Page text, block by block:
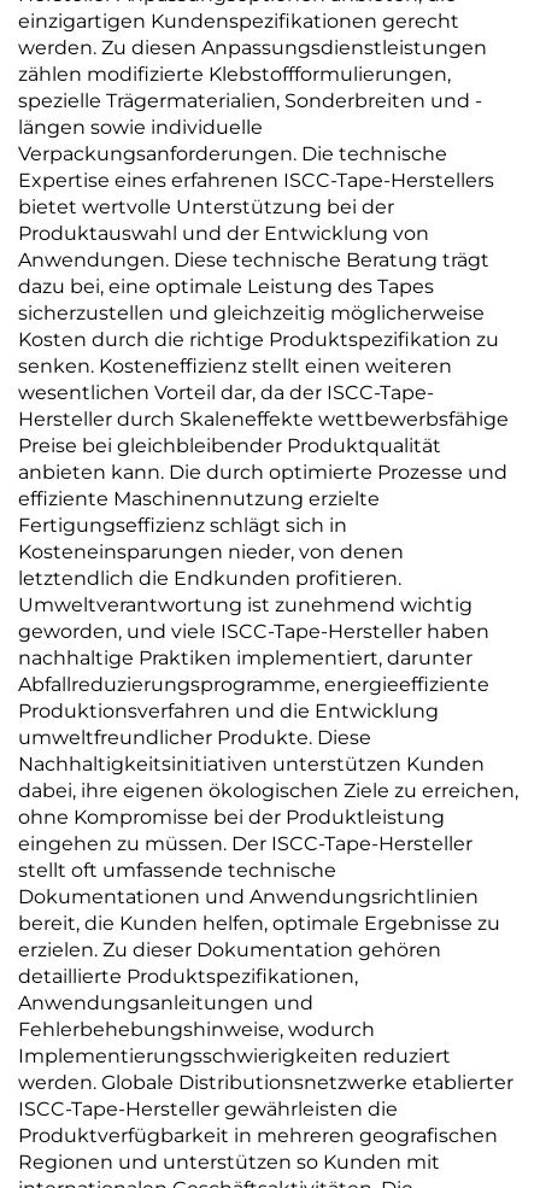
einzigartigen Kundenspezifikationen gerecht
werden. Zu diesen Anpassungsdienstleistungen
zählen modifizierte Klebstoffformulierungen,
spezielle Trägermaterialien, Sonderbreiten und -
längen sowie individuelle
Verpackungsanforderungen. Die technische
Expertise eines erfahrenen ISCC-Tape-Herstellers
bietet wertvolle Unterstützung bei der
Produktauswahl und der Entwicklung von
Anwendungen. Diese technische Beratung trägt
dazu bei, eine optimale Leistung des Tapes
sicherzustellen und gleichzeitig möglicherweise
Kosten durch die richtige Produktspezifikation zu
senken. Kosteneffizienz stellt einen weiteren
wesentlichen Vorteil dar, da der ISCC-Tape-
Hersteller durch Skaleneffekte wettbewerbsfähige
Preise bei gleichbleibender Produktqualität
anbieten kann. Die durch optimierte Prozesse und
effiziente Maschinennutzung erzielte
Fertigungseffizienz schlägt sich in
Kosteneinsparungen nieder, von denen
letztendlich die Endkunden profitieren.
Umweltverantwortung ist zunehmend wichtig
geworden, und viele ISCC-Tape-Hersteller haben
nachhaltige Praktiken implementiert, darunter
Abfallreduzierungsprogramme, energieeffiziente
Produktionsverfahren und die Entwicklung
umweltfreundlicher Produkte. Diese
Nachhaltigkeitsinitiativen unterstützen Kunden
dabei, ihre eigenen ökologischen Ziele zu erreichen,
ohne Kompromisse bei der Produktleistung
eingehen zu müssen. Der ISCC-Tape-Hersteller
stellt oft umfassende technische
Dokumentationen und Anwendungsrichtlinien
bereit, die Kunden helfen, optimale Ergebnisse zu
erzielen. Zu dieser Dokumentation gehören
detaillierte Produktspezifikationen,
Anwendungsanleitungen und
Fehlerbehebungshinweise, wodurch
Implementierungsschwierigkeiten reduziert
werden. Globale Distributionsnetzwerke etablierter
ISCC-Tape-Hersteller gewährleisten die
Produktverfügbarkeit in mehreren geografischen
Regionen und unterstützen so Kunden mit